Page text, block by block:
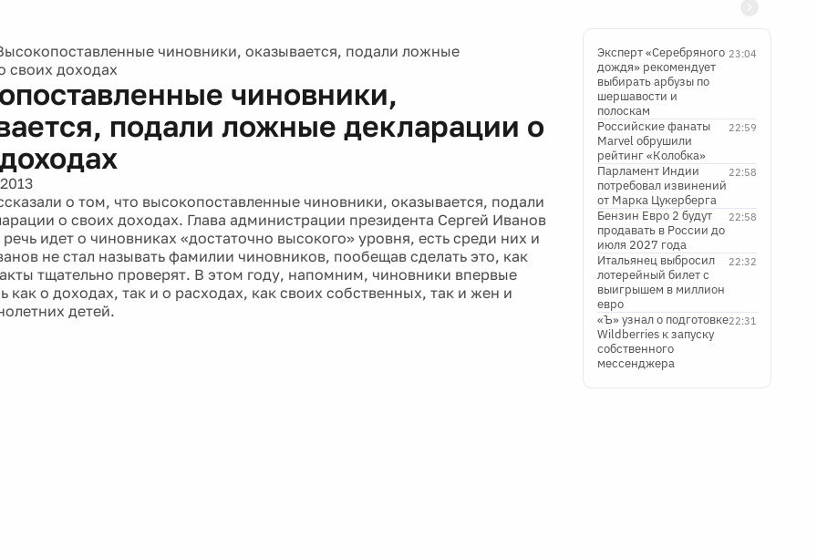
чиновники, оказывается, подали ложные
своих доходах
чиновники,
подали ложные декларации о
о том, что высокопоставленные чиновники, оказывается, подали
о своих доходах. Глава администрации президента Сергей Иванов
идет о чиновниках «достаточно высокого» уровня, есть среди них и
не стал называть фамилии чиновников, пообещав сделать это, как
тщательно проверят. В этом году, напомним, чиновники впервые
как о доходах, так и о расходах, как своих собственных, так и жен и
детей.
23:04
Эксперт «Серебряного
дождя» рекомендует
выбирать арбузы по
шершавости и
полоскам
22:59
Российские фанаты
Marvel обрушили
рейтинг «Колобка»
22:58
Парламент Индии
потребовал извинений
от Марка Цукерберга
22:58
Бензин Евро 2 будут
продавать в России до
июля 2027 года
22:32
Итальянец выбросил
лотерейный билет с
выигрышем в миллион
евро
22:31
«Ъ» узнал о подготовке
Wildberries к запуску
собственного
мессенджера